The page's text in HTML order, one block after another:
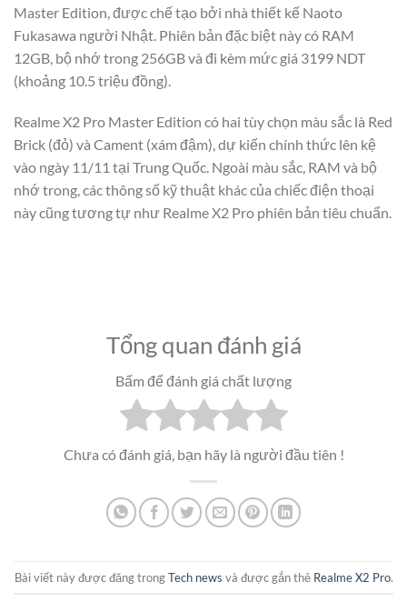
Master Edition, được chế tạo bởi nhà thiết kế Naoto
Fukasawa người Nhật. Phiên bản đặc biệt này có RAM
12GB, bộ nhớ trong 256GB và đi kèm mức giá 3199 NDT
(khoảng 10.5 triệu đồng).
Realme X2 Pro Master Edition có hai tùy chọn màu sắc là Red
Brick (đỏ) và Cament (xám đậm), dự kiến chính thức lên kệ
vào ngày 11/11 tại Trung Quốc. Ngoài màu sắc, RAM và bộ
nhớ trong, các thông số kỹ thuật khác của chiếc điện thoại
này cũng tương tự như Realme X2 Pro phiên bản tiêu chuẩn.
Tổng quan đánh giá
Bấm để đánh giá chất lượng
Chưa có đánh giá, bạn hãy là người đầu tiên !
Bài viết này được đăng trongTech news và được gắn thẻ Realme X2 Pro.